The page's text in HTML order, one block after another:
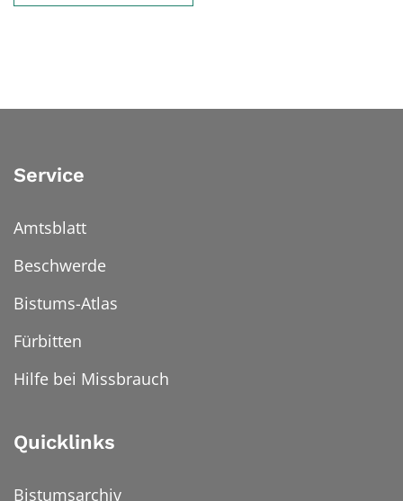
Service
Amtsblatt
Beschwerde
Bistums-Atlas
Fürbitten
Hilfe bei Missbrauch
Quicklinks
Bistumsarchiv